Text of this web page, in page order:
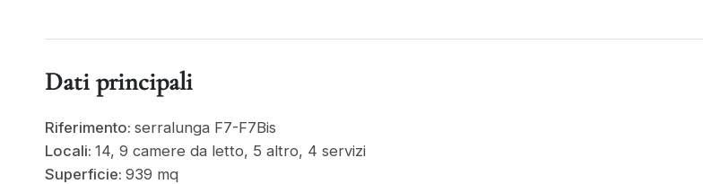
Dati principali
Riferimento: serralunga F7-F7Bis
Locali: 14, 9 camere da letto, 5 altro, 4 servizi
Superficie: 939 mq